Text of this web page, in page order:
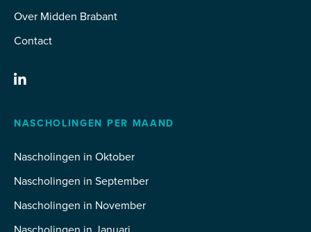
Over Midden Brabant
Contact
NASCHOLINGEN PER MAAND
Nascholingen in Oktober
Nascholingen in September
Nascholingen in November